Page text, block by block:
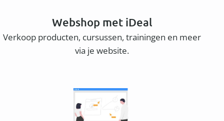
Webshop met iDeal
Verkoop producten, cursussen, trainingen en meer
via je website.